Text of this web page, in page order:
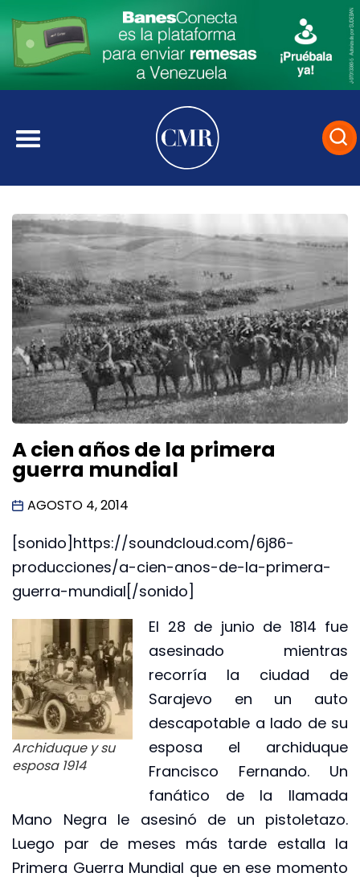
A cien años de la primera
guerra mundial
AGOSTO 4, 2014
[sonido]https://soundcloud.com/6j86-
producciones/a-cien-anos-de-la-primera-
guerra-mundial[/sonido]
Archiduque y su
esposa 1914
El 28 de junio de 1814 fue
asesinado mientras
recorría la ciudad de
Sarajevo en un auto
descapotable a lado de su
esposa el archiduque
Francisco Fernando. Un
fanático de la llamada
Mano Negra le asesinó de un pistoletazo.
Luego par de meses más tarde estalla la
Primera Guerra Mundial que en ese momento